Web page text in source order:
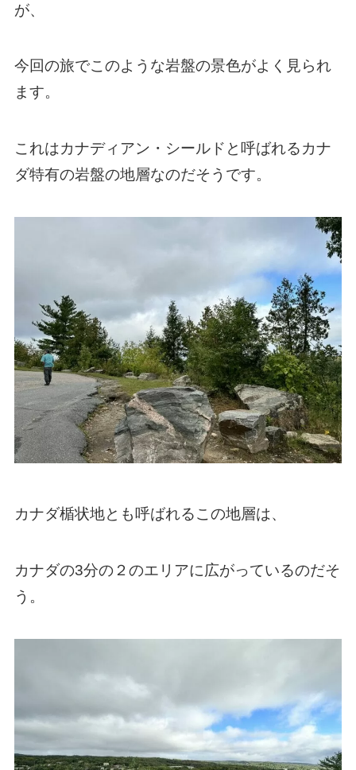
が、
今回の旅でこのような岩盤の景色がよく見られ
ます。
これはカナディアン・シールドと呼ばれるカナ
ダ特有の岩盤の地層なのだそうです。
カナダ楯状地とも呼ばれるこの地層は、
カナダの3分の２のエリアに広がっているのだそ
う。